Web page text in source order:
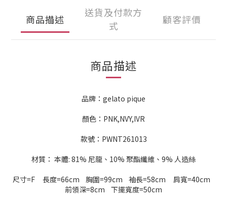
商品描述
送貨及付款方
式
顧客評價
商品描述
品牌：gelato pique
顏色：PNK,NVY,IVR
款號：PWNT261013
材質： 本體: 81% 尼龍、10% 聚酯纖維、9% 人造絲
尺寸=F 長度=66cm 胸圍=99cm 袖長=58cm 肩寬=40cm
前領深=8cm 下擺寬度=50cm